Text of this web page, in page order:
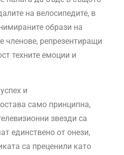
на велосипедите, в
образи на
членове, репрезентиращи
техните емоции и
и
само принципна,
звезди са
единствено от онези,
са преценили като